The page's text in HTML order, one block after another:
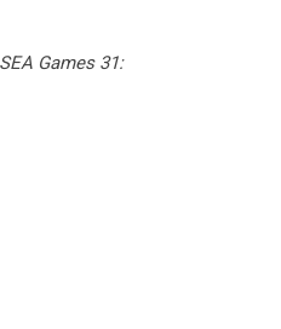
Games 31: